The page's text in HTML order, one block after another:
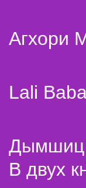
Агхори
Lali
Дымшиц
В двух